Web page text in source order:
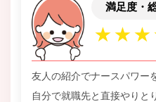
満足度・
友人の紹介でナースパワー
自分で就職先と直接やりと